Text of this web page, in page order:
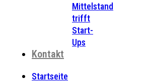
Mittelstand
trifft
Start-
Ups
Kontakt
Startseite